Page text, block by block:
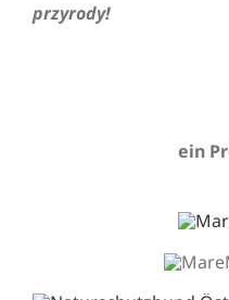
przyrody!
ein